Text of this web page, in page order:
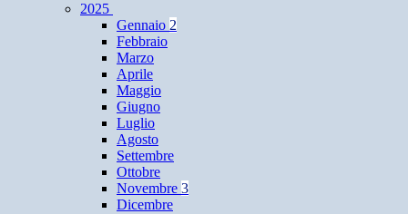
2025
Gennaio 2
Febbraio
Marzo
Aprile
Maggio
Giugno
Luglio
Agosto
Settembre
Ottobre
Novembre 3
Dicembre